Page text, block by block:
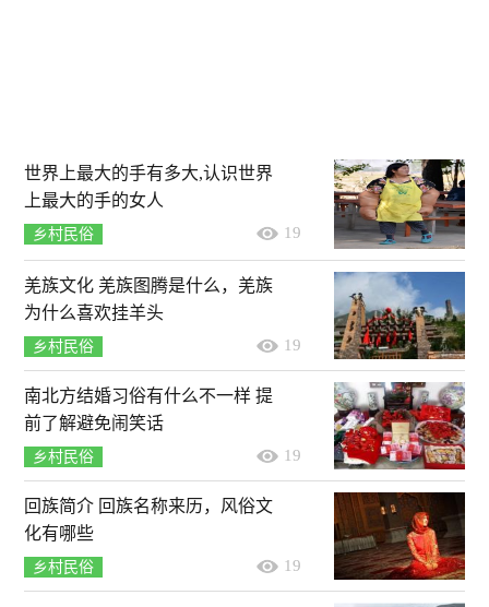
世界上最大的手有多大,认识世界
上最大的手的女人
乡村民俗 19
羌族文化 羌族图腾是什么，羌族
为什么喜欢挂羊头
乡村民俗 19
南北方结婚习俗有什么不一样 提
前了解避免闹笑话
乡村民俗 19
回族简介 回族名称来历，风俗文
化有哪些
乡村民俗 19